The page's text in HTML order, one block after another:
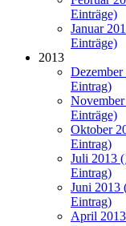
Einträge)
Januar
Einträge)
2013
Dezember
Eintrag)
Einträge)
Oktober
Eintrag)
Juli 2013
Eintrag)
Juni 2013
Eintrag)
April